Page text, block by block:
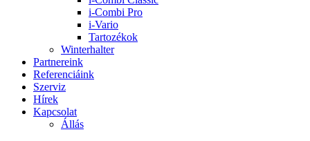
i-Combi Pro
i-Vario
Tartozékok
Winterhalter
Partnereink
Referenciáink
Szerviz
Hírek
Kapcsolat
Állás